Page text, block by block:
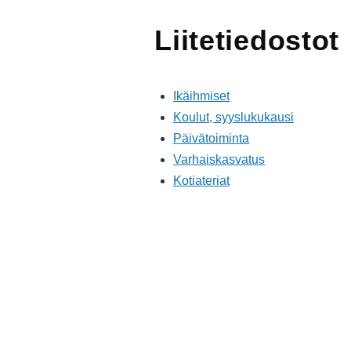
Liitetiedostot
Ikäihmiset
Koulut, syyslukukausi
Päivätoiminta
Varhaiskasvatus
Kotiateriat